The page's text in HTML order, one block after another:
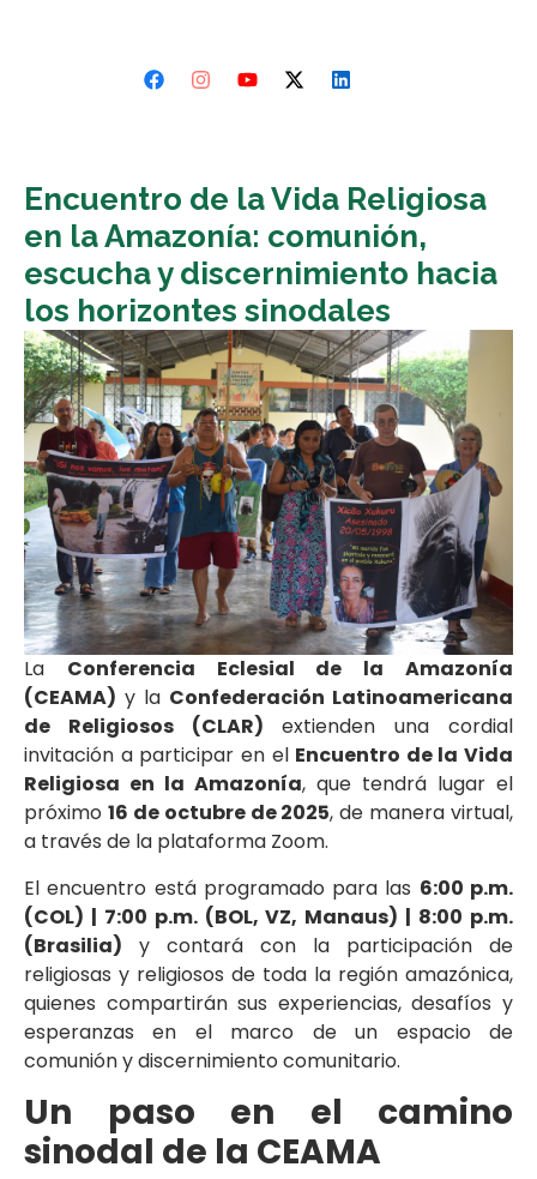
Encuentro de la Vida Religiosa
en la Amazonía: comunión,
escucha y discernimiento hacia
los horizontes sinodales
La Conferencia Eclesial de la Amazonía
(CEAMA) y la Confederación Latinoamericana
de Religiosos (CLAR) extienden una cordial
invitación a participar en el Encuentro de la Vida
Religiosa en la Amazonía, que tendrá lugar el
próximo 16 de octubre de 2025, de manera virtual,
a través de la plataforma Zoom.
El encuentro está programado para las 6:00 p.m.
(COL) | 7:00 p.m. (BOL, VZ, Manaus) | 8:00 p.m.
(Brasilia) y contará con la participación de
religiosas y religiosos de toda la región amazónica,
quienes compartirán sus experiencias, desafíos y
esperanzas en el marco de un espacio de
comunión y discernimiento comunitario.
Un paso en el camino
sinodal de la CEAMA